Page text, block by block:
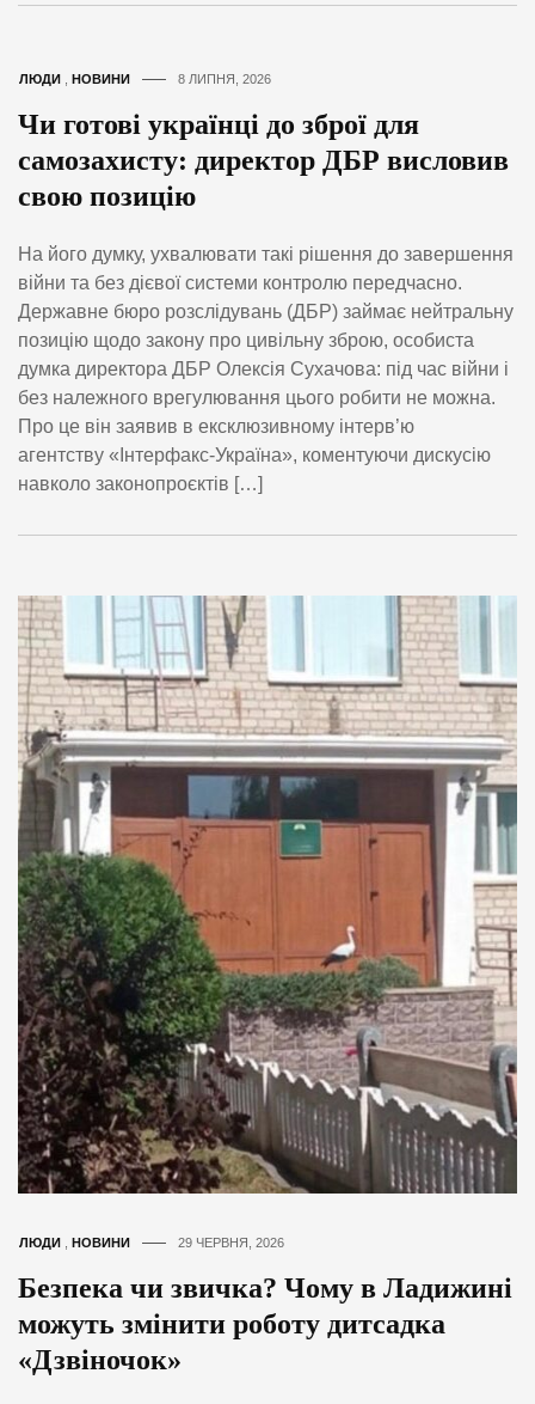
ЛЮДИ НОВИНИ 8 ЛИПНЯ, 2026
Чи готові українці до зброї для
самозахисту: директор ДБР висловив
свою позицію
На його думку, ухвалювати такі рішення до завершення
війни та без дієвої системи контролю передчасно.
Державне бюро розслідувань (ДБР) займає нейтральну
позицію щодо закону про цивільну зброю, особиста
думка директора ДБР Олексія Сухачова: під час війни і
без належного врегулювання цього робити не можна.
Про це він заявив в ексклюзивному інтерв’ю
агентству «Інтерфакс-Україна», коментуючи дискусію
навколо законопроєктів […]
ЛЮДИ НОВИНИ 29 ЧЕРВНЯ, 2026
Безпека чи звичка? Чому в Ладижині
можуть змінити роботу дитсадка
«Дзвіночок»